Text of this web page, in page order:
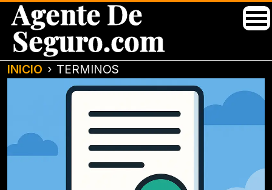
Agente De
Seguro.com
INICIO TERMINOS